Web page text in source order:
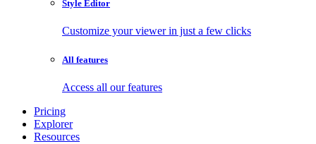
Style Editor
Customize your viewer in just a few clicks
All features
Access all our features
Pricing
Explorer
Resources